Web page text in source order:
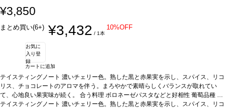
¥3,850
まとめ買い(6+) ¥3,432 / 1本
10%OFF
お気に
入り登
録
カートに追加
テイスティングノート 濃いチェリー色。熟した黒と赤果実を示し、スパイス、リコ
リス、チョコレートのアロマを伴う。まろやかで素晴らしくバランスが取れてい
て、心地良い果実味が続く。 合う料理 ボロネーゼパスタなどと好相性 葡萄品種 テ
ンプラニーリョ*本ヴィンテージが在庫切れの場合、在庫があり価格が同様の場合
テイスティングノート 濃いチェリー色。熟した黒と赤果実を示し、スパイス、リコ